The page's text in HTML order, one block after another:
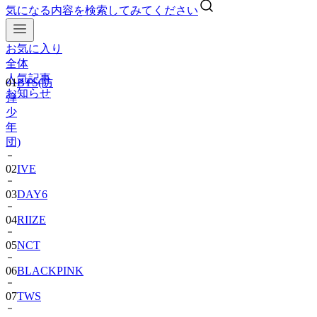
気になる内容を検索してみてください
お気に入り
全体
人気記事
お知らせ
01BTS(防
弾
少
年
団)
02 IVE
03DAY6
04RIIZE
05NCT
06BLACKPINK
07TWS
08
ピ